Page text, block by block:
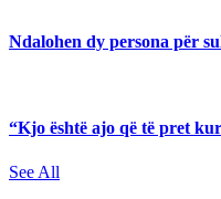
Ndalohen dy persona për
“Kjo është ajo që të pret kur
See All